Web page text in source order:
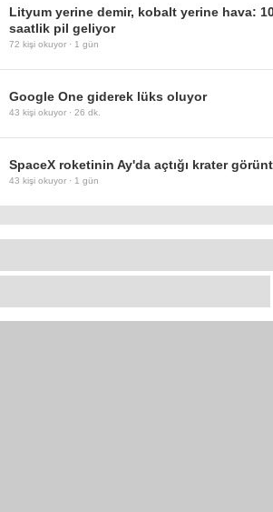
Lityum yerine demir, kobalt yerine hava:
saatlik pil geliyor
72 kişi okuyor · 1 gün
Google One giderek lüks oluyor
43 kişi okuyor · 26 dk.
SpaceX roketinin Ay'da açtığı krater
43 kişi okuyor · 1 gün